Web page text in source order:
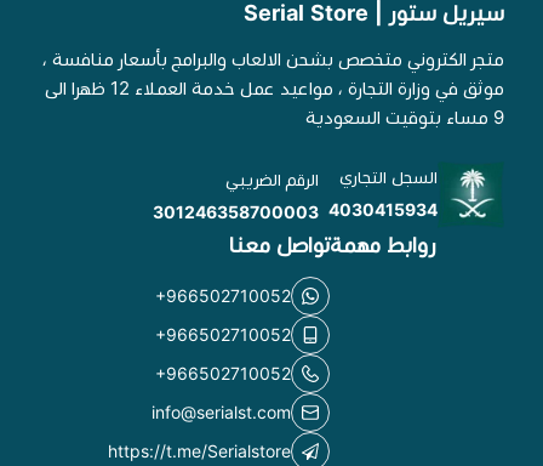
سيريل ستور | Serial Store
متجر الكتروني متخصص بشحن الالعاب والبرامج بأسعار منافسة ،
موثق في وزارة التجارة ، مواعيد عمل خدمة العملاء 12 ظهرا الى
9 مساء بتوقيت السعودية
السجل التجاري
4030415934
الرقم الضريبي
301246358700003
روابط مهمةتواصل معنا
+966502710052
+966502710052
+966502710052
info@serialst.com
https://t.me/Serialstore